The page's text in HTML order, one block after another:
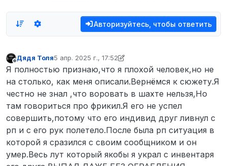
Авторизуйтесь, чтобы ответить
Дядя Толя5 апр. 2025 г., 17:52
отредактировано Fipel
Я полностью признаю,что я плохой человек,но не
на столько, как меня описали.Вернёмся к сюжету.Я
честно не знал ,что воровать в шахте нельзя,Но
там говориться про фрикил.Я его не успел
совершить,потому что его индивид друг ливнул с
рп и с его рук полетело.После была рп ситуация в
которой я сразился с своим сообщником и он
умер.Весь лут который якобы я украл с инвентаря